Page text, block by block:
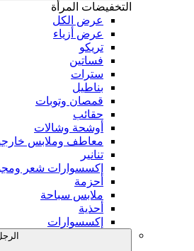
التخفيضات المرأة
عرض الكل
عرض أزياء
تريكو
فساتين
سترات
بناطيل
قمصان وتوبات
حقائب
أوشحة وشالات
معاطف وملابس
تنانير
إكسسوارات شعر
أحزمة
ملابس سباحة
أحذية
إكسسوارات